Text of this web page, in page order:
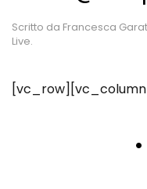
Scritto da Francesca
Live.